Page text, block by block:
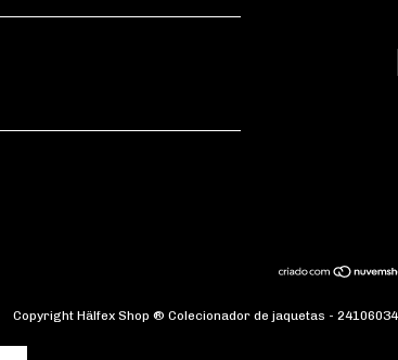
Copyright Hälfex Shop ® Colecionador de jaquetas -